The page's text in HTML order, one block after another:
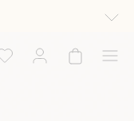
tai tarjouksiin.